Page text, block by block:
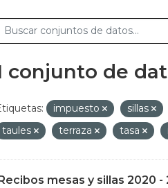
conjunto de
impuesto sillas
taules
terraza tasa
Recibos mesas y sillas 2020 -